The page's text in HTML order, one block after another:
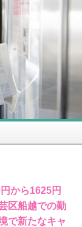
から1625円
区船越での勤
で新たなキャ